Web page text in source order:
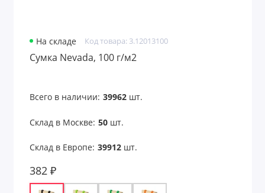
На складе Код товара: 3.12013100
Сумка Nevada, 100 г/м2
Всего в наличии: 39962шт.
Склад в Москве: 50шт.
Склад в Европе: 39912шт.
382 ₽